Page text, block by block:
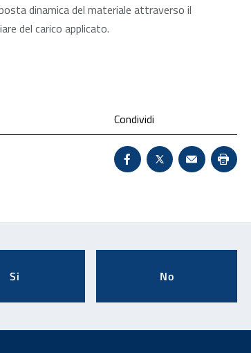
dinamica del materiale attraverso il
del carico applicato.
Condividi
Condividi su
X - Sito esterno
Invio Mail:
Si No